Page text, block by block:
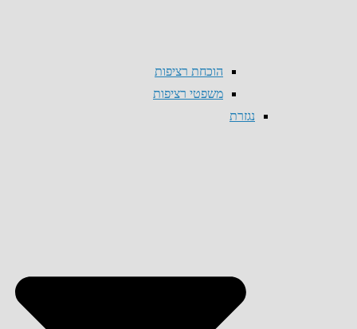
הוכחת רציפות
משפטי רציפות
נגזרת